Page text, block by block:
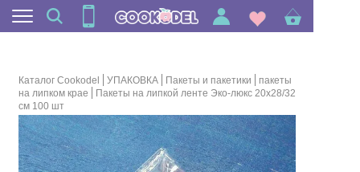
Каталог Cookodel УПАКОВКА Пакеты и пакетики
пакеты
на липком крае
Пакеты на липкой ленте Эко-люкс 20х28/32
см 100 шт